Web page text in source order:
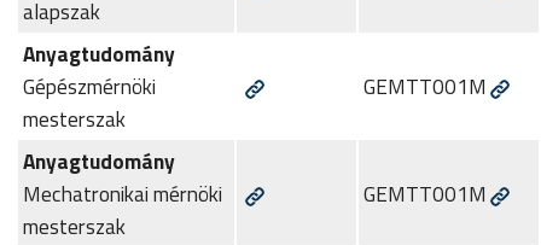
alapszak
Anyagtudomány
Gépészmérnöki
mesterszak
GEMTT001M
Anyagtudomány
Mechatronikai mérnöki
mesterszak
GEMTT001M